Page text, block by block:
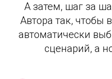
А затем, шаг за
Автора так, чтобы
автоматически
сценарий, а